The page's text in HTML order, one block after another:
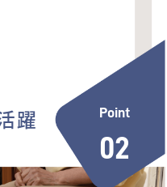
躍 Point
02